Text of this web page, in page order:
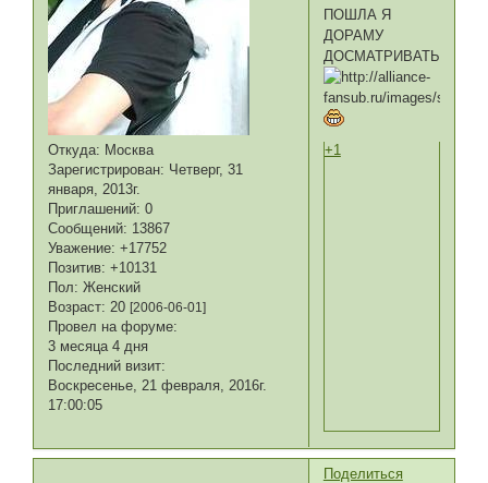
Откуда: Москва
Зарегистрирован: Четверг, 31
января, 2013г.
Приглашений: 0
Сообщений: 13867
Уважение: +17752
Позитив: +10131
Пол: Женский
Возраст: 20[2006-06-01]
Провел на форуме:
3 месяца 4 дня
Последний визит:
Воскресенье, 21 февраля, 2016г.
17:00:05
ПОШЛА Я
ДОРАМУ
ДОСМАТРИВАТЬ
+1
Поделиться